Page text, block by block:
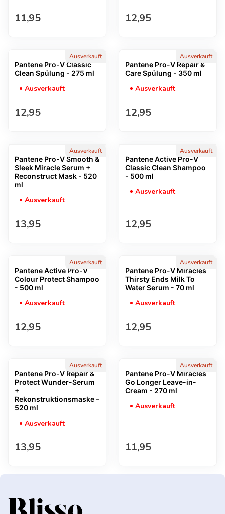
Regulärer Preis
11,95 Regulärer Preis
12,95
Ausverkauft
Pantene Pro-V Classic
Clean Spülung - 275 ml
Ausverkauft
Regulärer Preis
12,95
Ausverkauft
Pantene Pro-V Repair &
Care Spülung - 350 ml
Ausverkauft
Regulärer Preis
12,95
Ausverkauft
Pantene Pro-V Smooth &
Sleek Miracle Serum +
Reconstruct Mask - 520
ml
Ausverkauft
Regulärer Preis
13,95
Ausverkauft
Pantene Active Pro-V
Classic Clean Shampoo
- 500 ml
Ausverkauft
Regulärer Preis
12,95
Ausverkauft
Pantene Active Pro-V
Colour Protect Shampoo
- 500 ml
Ausverkauft
Regulärer Preis
12,95
Ausverkauft
Pantene Pro-V Miracles
Thirsty Ends Milk To
Water Serum - 70 ml
Ausverkauft
Regulärer Preis
12,95
Ausverkauft
Pantene Pro-V Repair &
Protect Wunder-Serum
+
Rekonstruktionsmaske –
520 ml
Ausverkauft
Regulärer Preis
13,95
Ausverkauft
Pantene Pro-V Miracles
Go Longer Leave-in-
Cream - 270 ml
Ausverkauft
Regulärer Preis
11,95
Startseite